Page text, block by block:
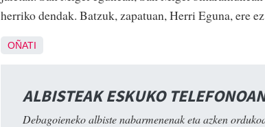
herriko dendak. Batzuk, zapatuan, Herri Eguna, ere
OÑATI
ALBISTEAK ESKUKO
Debagoieneko albiste nabarmenenak eta azken